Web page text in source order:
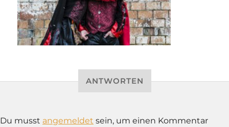
ANTWORTEN
Du musst angemeldet sein, um einen Kommentar